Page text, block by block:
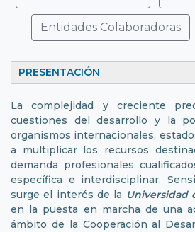
Entidades Colaboradoras
La complejidad y creciente
cuestiones del desarrollo y la
organismos internacionales,
a multiplicar los recursos
demanda profesionales
específica e interdisciplinar.
surge el interés de la Universidad
en la puesta en marcha de una
ámbito de la Cooperación al